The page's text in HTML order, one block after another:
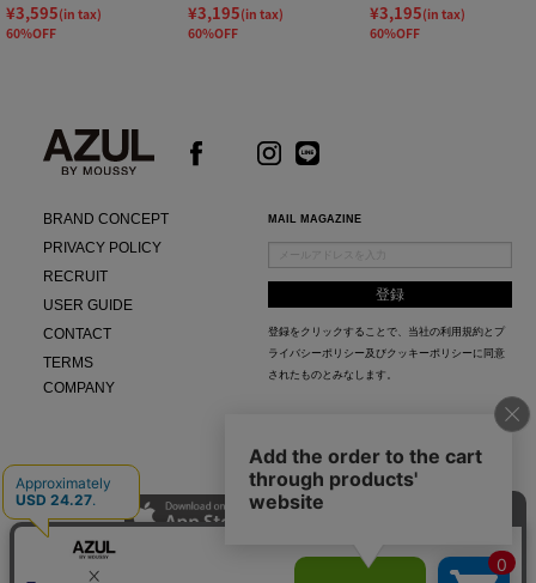
¥3,595(in tax)
60%OFF
¥3,195(in tax)
60%OFF
¥3,195(in tax)
60%OFF
BRAND CONCEPT
PRIVACY POLICY
RECRUIT
USER GUIDE
CONTACT
TERMS
COMPANY
MAIL MAGAZINE
登録をクリックすることで、当社の利用規約と プ
ライバシーポリシー及びクッキーポリシー に同意
されたものとみなします。
AZUL APP